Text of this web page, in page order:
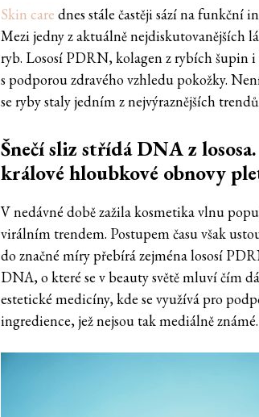
Skin care dnes stále častěji sází na funkční
Mezi jedny z aktuálně nejdiskutovanějších
ryb. Lososí PDRN, kolagen z rybích šupin i
s podporou zdravého vzhledu pokožky.
se ryby staly jedním z nejvýraznějších
Šnečí sliz střídá DNA z
králové hloubkové obnovy
V nedávné době zažila kosmetika vlnu
virálním trendem. Postupem času však
do značné míry přebírá zejména lososí
DNA, o které se v beauty světě mluví čím
estetické medicíny, kde se využívá pro
ingredience, jež nejsou tak mediálně známé.